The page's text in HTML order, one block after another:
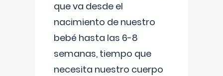
que va desde el
nacimiento de nuestro
bebé hasta las 6-8
semanas, tiempo que
necesita nuestro cuerpo